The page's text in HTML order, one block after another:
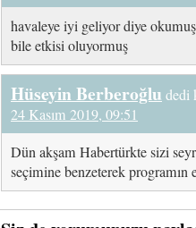
havaleye iyi geliyor diye
bile etkisi oluyormuş
Hüseyin Berberoğlu dedi
24 Kasım 2019, 09:51
Dün akşam Habertürkte sizi
seçimine benzeterek programın